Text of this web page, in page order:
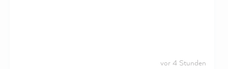
vor 4 Stunden